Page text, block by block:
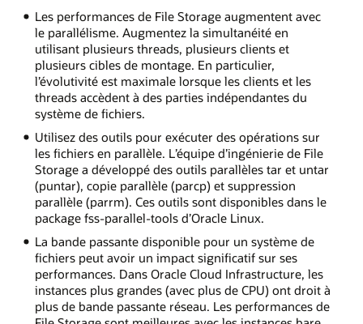
Les performances de File Storage augmentent avec
le parallélisme. Augmentez la simultanéité en
utilisant plusieurs threads, plusieurs clients et
plusieurs cibles de montage. En particulier,
l’évolutivité est maximale lorsque les clients et les
threads accèdent à des parties indépendantes du
système de fichiers.
Utilisez des outils pour exécuter des opérations sur
les fichiers en parallèle. L’équipe d’ingénierie de File
Storage a développé des outils parallèles tar et untar
(puntar), copie parallèle (parcp) et suppression
parallèle (parrm). Ces outils sont disponibles dans le
package fss-parallel-tools d’Oracle Linux.
La bande passante disponible pour un système de
fichiers peut avoir un impact significatif sur ses
performances. Dans Oracle Cloud Infrastructure, les
instances plus grandes (avec plus de CPU) ont droit à
plus de bande passante réseau. Les performances de